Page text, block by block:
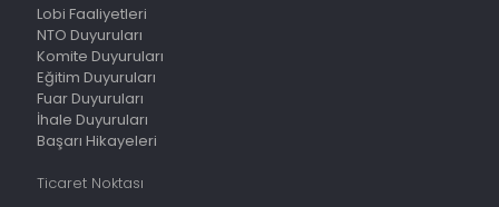
Lobi Faaliyetleri
NTO Duyuruları
Komite Duyuruları
Eğitim Duyuruları
Fuar Duyuruları
İhale Duyuruları
Başarı Hikayeleri
Ticaret Noktası